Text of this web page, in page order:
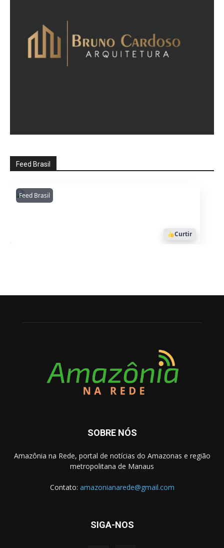
Feed Brasil
Feed BrasilAmazonianarede
1053
Curtir
SOBRE NÓS
Amazônia na Rede, portal de notícias do Amazonas e região
metropolitana de Manaus
Contato: amazonianarede@gmail.com
SIGA-NOS